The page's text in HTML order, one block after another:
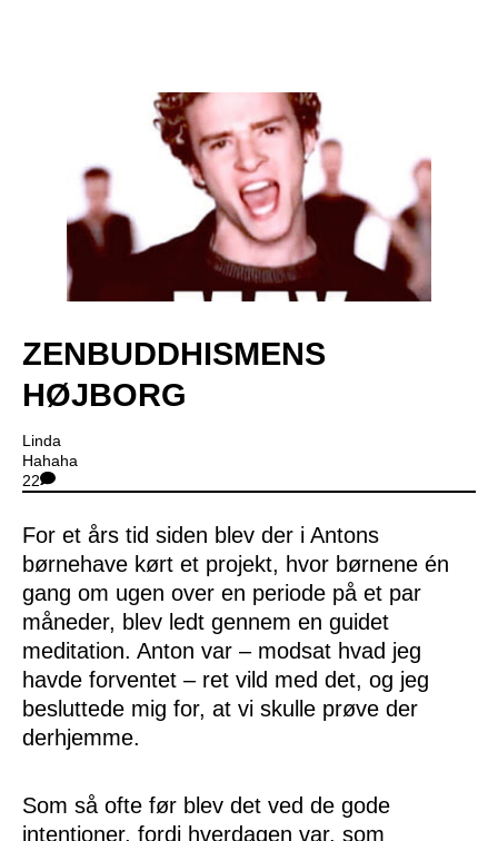
ZENBUDDHISMENS
HØJBORG
Linda
Hahaha
22
For et års tid siden blev der i Antons
børnehave kørt et projekt, hvor børnene én
gang om ugen over en periode på et par
måneder, blev ledt gennem en guidet
meditation. Anton var – modsat hvad jeg
havde forventet – ret vild med det, og jeg
besluttede mig for, at vi skulle prøve der
derhjemme.
Som så ofte før blev det ved de gode
intentioner, fordi hverdagen var, som